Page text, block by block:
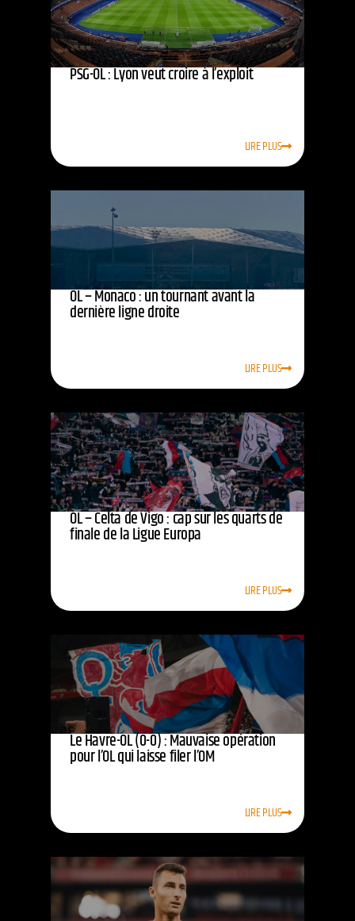
PSG-OL : Lyon veut croire à l’exploit
LIRE PLUS
OL – Monaco : un tournant avant la
dernière ligne droite
LIRE PLUS
OL – Celta de Vigo : cap sur les quarts de
finale de la Ligue Europa
LIRE PLUS
Le Havre-OL (0-0) : Mauvaise opération
pour l’OL qui laisse filer l’OM
LIRE PLUS